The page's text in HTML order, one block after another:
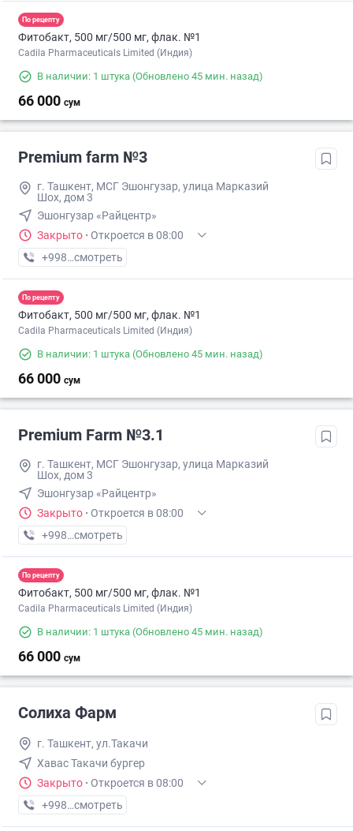
По рецепту
Фитобакт, 500 мг/500 мг, флак. №1
Cadila Pharmaceuticals Limited (Индия)
В наличии: 1 штука (Обновлено 45 мин. назад)
66 000 сум
Premium farm №3
г. Ташкент, МСГ Эшонгузар, улица Марказий
Шох, дом 3
Эшонгузар «Райцентр»
Закрыто · Откроется в 08:00
+998 (95) XXX-XX-XX
смотреть
По рецепту
Фитобакт, 500 мг/500 мг, флак. №1
Cadila Pharmaceuticals Limited (Индия)
В наличии: 1 штука (Обновлено 45 мин. назад)
66 000 сум
Premium Farm №3.1
г. Ташкент, МСГ Эшонгузар, улица Марказий
Шох, дом 3
Эшонгузар «Райцентр»
Закрыто · Откроется в 08:00
+998 (95) XXX-XX-XX
смотреть
По рецепту
Фитобакт, 500 мг/500 мг, флак. №1
Cadila Pharmaceuticals Limited (Индия)
В наличии: 1 штука (Обновлено 45 мин. назад)
66 000 сум
Солиха Фарм
г. Ташкент, ул.Такачи
Хавас Такачи бургер
Закрыто · Откроется в 08:00
+998 (99) XXX-XX-XX
смотреть